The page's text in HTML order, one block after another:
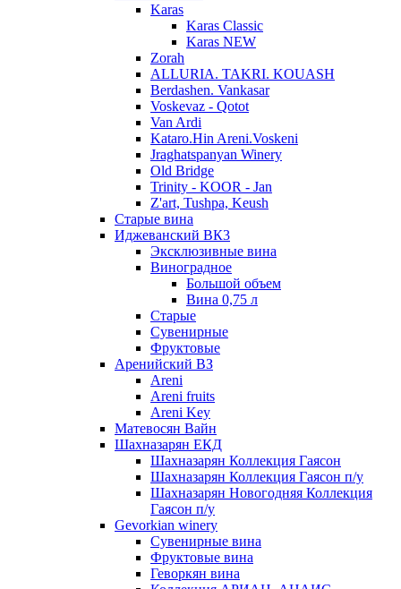
Karas
Karas Classic
Karas NEW
Zorah
ALLURIA. TAKRI. KOUASH
Berdashen. Vankasar
Voskevaz - Qotot
Van Ardi
Kataro.Hin Areni.Voskeni
Jraghatspanyan Winery
Old Bridge
Trinity - KOOR - Jan
Z'art, Tushpa, Keush
Старые вина
Иджеванский ВК3
Эксклюзивные вина
Виноградное
Большой объем
Вина 0,75 л
Старые
Сувенирные
Фруктовые
Аренийский ВЗ
Areni
Areni fruits
Areni Key
Матевосян Вайн
Шахназарян ЕКД
Шахназарян Коллекция Гаясон
Шахназарян Коллекция Гаясон п/у
Шахназарян Новогодняя Коллекция
Гаясон п/у
Gevorkian winery
Сувенирные вина
Фруктовые вина
Геворкян вина